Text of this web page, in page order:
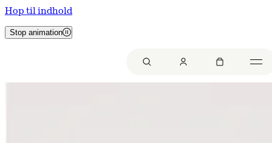
Hop til indhold
Stop animation